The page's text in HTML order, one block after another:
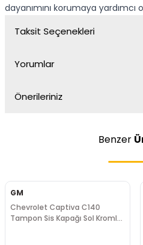
dayanımını korumaya yardımcı
Taksit Seçenekleri
Yorumlar
Önerileriniz
Benzer
GM
Chevrolet Captiva C140
Tampon Sis Kapağı Sol Kromlu